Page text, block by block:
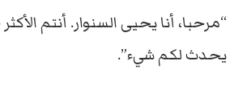
“مرحبا، أنا يحيى السنوار. أنتم
يحدث لكم شيء”.